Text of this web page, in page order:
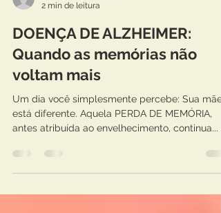
Humberto Amadori
2 min de leitura
DOENÇA DE ALZHEIMER:
Quando as memórias não
voltam mais
Um dia você simplesmente percebe: Sua mãe